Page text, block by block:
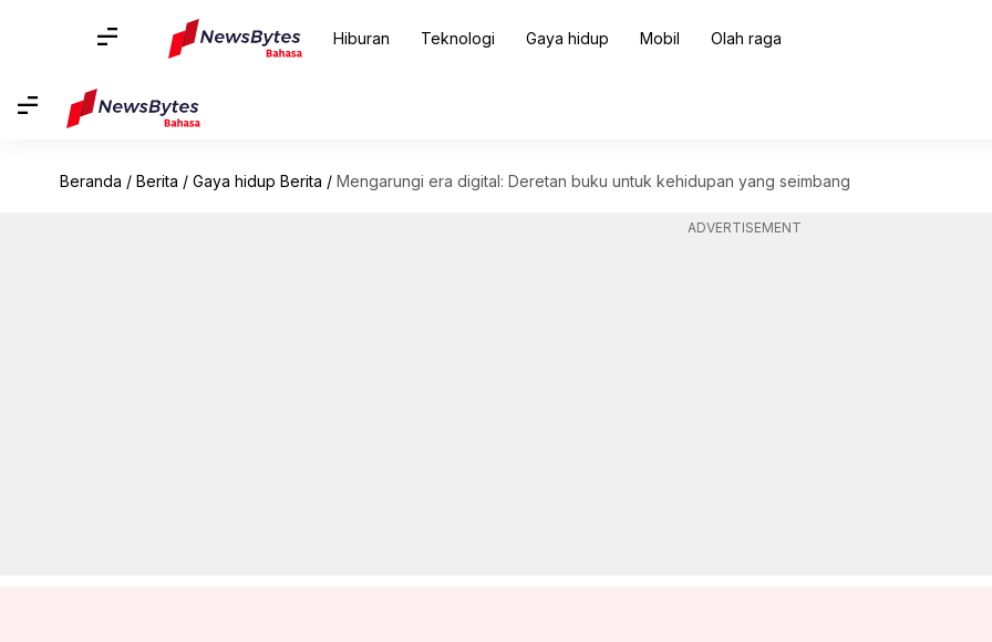
Hiburan Teknologi Gaya hidup Mobil Olah raga
Beranda / Berita / Gaya hidup Berita / Mengarungi era digital: Deretan buku untuk kehidupan yang seimbang
ADVERTISEMENT